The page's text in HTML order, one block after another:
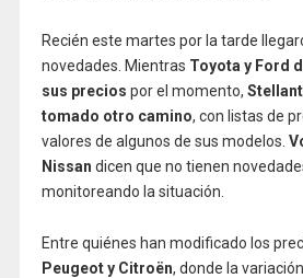
Recién este martes por la tarde
novedades. Mientras Toyota y Ford
sus precios por el momento,
tomado otro camino, con listas de
valores de algunos de sus modelos.
Nissan dicen que no tienen
monitoreando la situación.
Entre quiénes han modificado los
Peugeot y Citroën, donde la